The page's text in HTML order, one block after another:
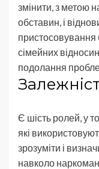
змінити, з метою
обставин, і
пристосовування
сімейних
подолання
Є шість ролей, у
які
зрозуміти і
навколо